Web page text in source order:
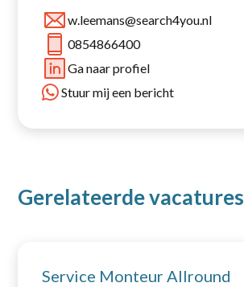
Open sollicitatie
w.leemans@search4you.nl
0854866400
Ga naar profiel
Stuur mij een bericht
Gerelateerde vacatures
Service Monteur Allround